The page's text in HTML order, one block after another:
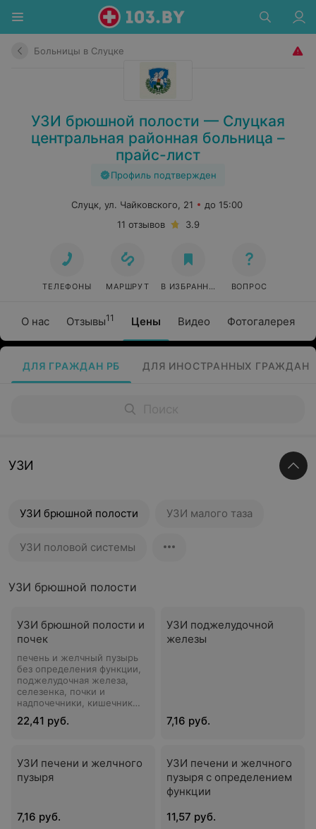
Больницы в Слуцке
УЗИ брюшной полости — Слуцкая
центральная районная больница –
прайс-лист
Профиль подтвержден
О нас Отзывы11 Цены Видео Фотогалерея
Слуцк, ул. Чайковского, 21
до 15:00
11 отзывов
3.9
ТЕЛЕФОНЫ МАРШРУТ В ИЗБРАННОЕ ВОПРОС
ДЛЯ ГРАЖДАН РБ ДЛЯ ИНОСТРАННЫХ ГРАЖДАН
УЗИ
УЗИ брюшной полости УЗИ малого таза
УЗИ половой системы
УЗИ брюшной полости
УЗИ брюшной полости и
почек
печень и желчный пузырь
без определения функции,
поджелудочная железа,
селезенка, почки и
надпочечники, кишечник
22,41 руб.
УЗИ поджелудочной
железы
7,16 руб.
УЗИ печени и желчного
пузыря
7,16 руб.
УЗИ печени и желчного
пузыря с определением
функции
11,57 руб.